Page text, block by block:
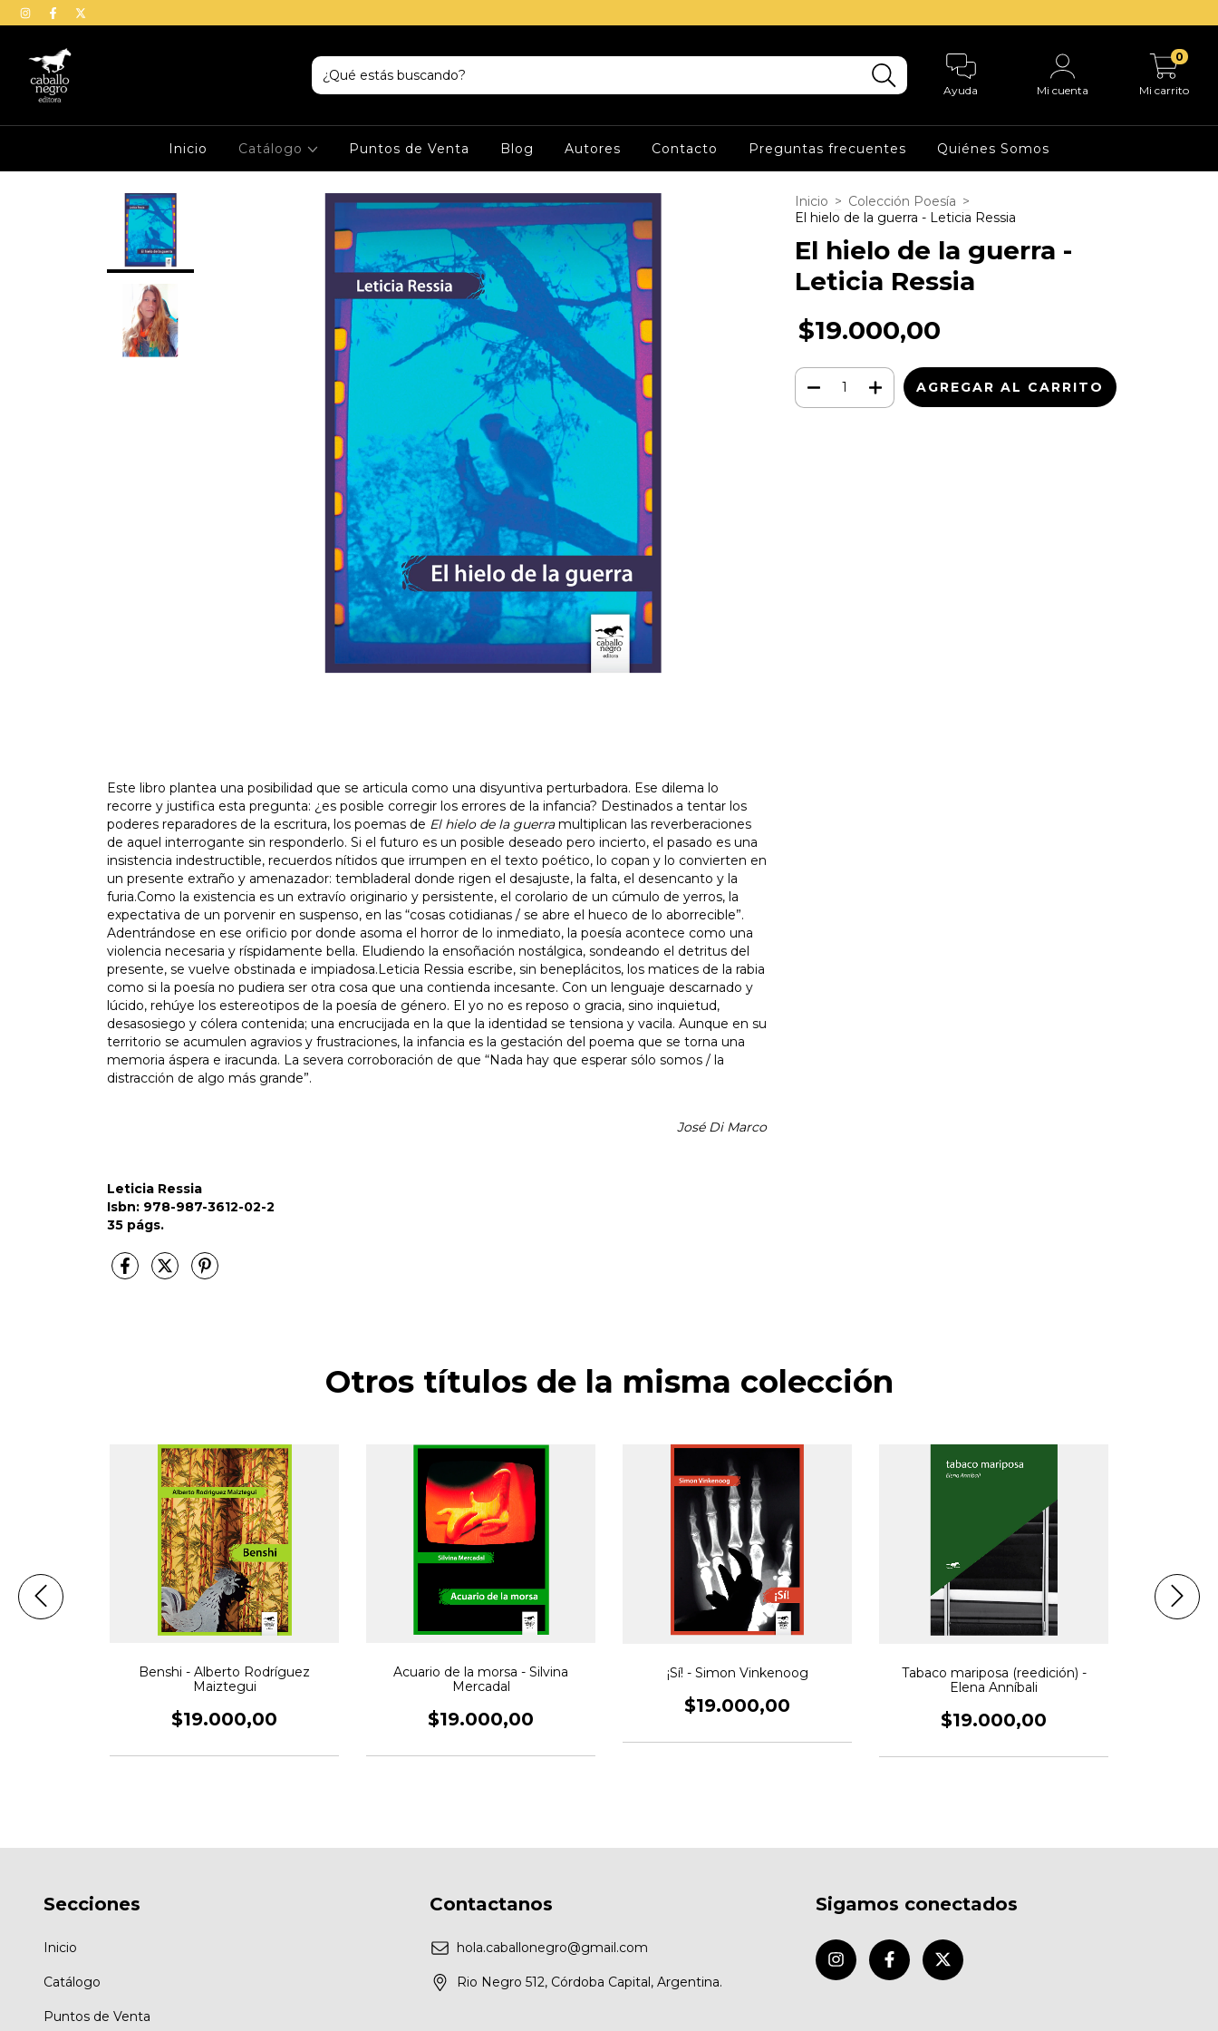
Ayuda Mi cuenta Mi carrito
0
Inicio Catálogo Puntos de Venta Blog Autores Contacto Preguntas frecuentes Quiénes Somos
Este libro plantea una posibilidad que se articula como una disyuntiva perturbadora. Ese dilema lo
recorre y justifica esta pregunta: ¿es posible corregir los errores de la infancia? Destinados a tentar los
poderes reparadores de la escritura, los poemas de El hielo de la guerramultiplican las reverberaciones
de aquel interrogante sin responderlo. Si el futuro es un posible deseado pero incierto, el pasado es una
insistencia indestructible, recuerdos nítidos que irrumpen en el texto poético, lo copan y lo convierten en
un presente extraño y amenazador: tembladeral donde rigen el desajuste, la falta, el desencanto y la
furia.Como la existencia es un extravío originario y persistente, el corolario de un cúmulo de yerros, la
expectativa de un porvenir en suspenso, en las “cosas cotidianas / se abre el hueco de lo aborrecible”.
Adentrándose en ese orificio por donde asoma el horror de lo inmediato, la poesía acontece como una
violencia necesaria y ríspidamente bella. Eludiendo la ensoñación nostálgica, sondeando el detritus del
presente, se vuelve obstinada e impiadosa.Leticia Ressia escribe, sin beneplácitos, los matices de la rabia
como si la poesía no pudiera ser otra cosa que una contienda incesante. Con un lenguaje descarnado y
lúcido, rehúye los estereotipos de la poesía de género. El yo no es reposo o gracia, sino inquietud,
desasosiego y cólera contenida; una encrucijada en la que la identidad se tensiona y vacila. Aunque en su
territorio se acumulen agravios y frustraciones, la infancia es la gestación del poema que se torna una
memoria áspera e iracunda. La severa corroboración de que “Nada hay que esperar sólo somos / la
distracción de algo más grande”.
José Di Marco
Leticia Ressia
Isbn: 978-987-3612-02-2
35 págs.
Inicio > Colección Poesía >
El hielo de la guerra - Leticia Ressia
El hielo de la guerra -
Leticia Ressia
$19.000,00
Otros títulos de la misma colección
Benshi - Alberto Rodríguez
Maiztegui
$19.000,00
Acuario de la morsa - Silvina
Mercadal
$19.000,00
¡Sí! - Simon Vinkenoog
$19.000,00
Tabaco mariposa (reedición) -
Elena Anníbali
$19.000,00
Secciones
Inicio
Catálogo
Puntos de Venta
Contactanos
hola.caballonegro@gmail.com
Rio Negro 512, Córdoba Capital, Argentina.
Sigamos conectados